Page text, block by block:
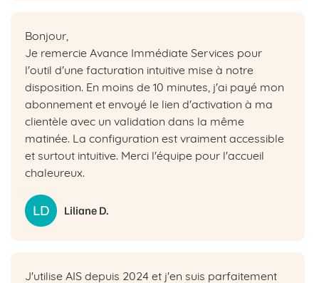
Bonjour,
Je remercie Avance Immédiate Services pour
l'outil d'une facturation intuitive mise à notre
disposition. En moins de 10 minutes, j'ai payé mon
abonnement et envoyé le lien d'activation à ma
clientèle avec un validation dans la même
matinée. La configuration est vraiment accessible
et surtout intuitive. Merci l'équipe pour l'accueil
chaleureux.
LD Liliane D.
J'utilise AIS depuis 2024 et j'en suis parfaitement